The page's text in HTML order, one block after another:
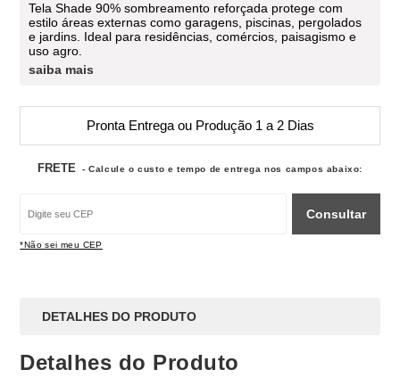
Tela Shade 90% sombreamento reforçada protege com
estilo áreas externas como garagens, piscinas, pergolados
e jardins. Ideal para residências, comércios, paisagismo e
uso agro.
saiba mais
Pronta Entrega ou Produção 1 a 2 Dias
FRETE - Calcule o custo e tempo de entrega nos campos abaixo:
Consultar
*Não sei meu CEP
DETALHES DO PRODUTO
Detalhes do Produto